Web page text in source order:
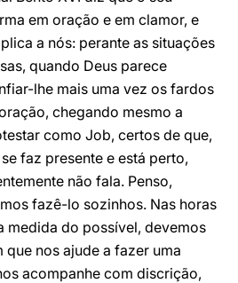
em oração e em clamor, e
a nós: perante as situações
quando Deus parece
lhe mais uma vez os fardos
chegando mesmo a
como Job, certos de que,
faz presente e está perto,
não fala. Penso,
fazê-lo sozinhos. Nas horas
medida do possível, devemos
nos ajude a fazer uma
acompanhe com discrição,